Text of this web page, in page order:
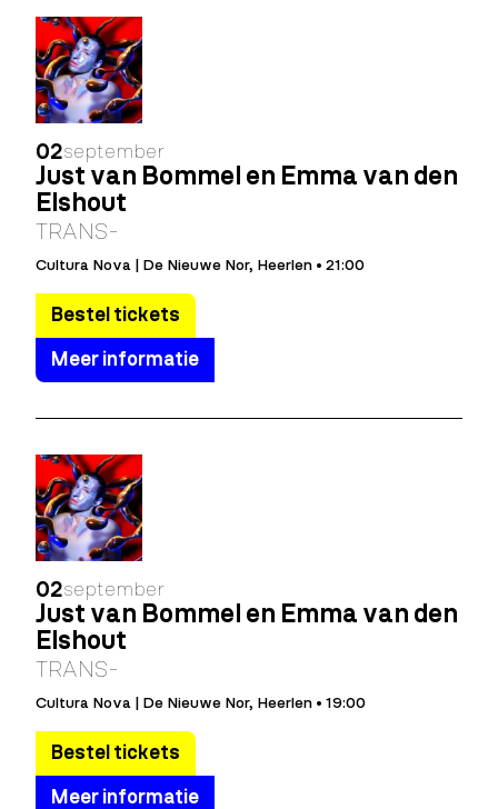
02september
Just van Bommel en Emma van den
Elshout
TRANS-
Cultura Nova | De Nieuwe Nor, Heerlen • 21:00
Bestel tickets
Meer informatie
02september
Just van Bommel en Emma van den
Elshout
TRANS-
Cultura Nova | De Nieuwe Nor, Heerlen • 19:00
Bestel tickets
Meer informatie